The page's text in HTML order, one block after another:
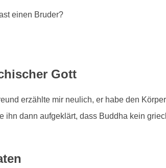
einen Bruder?
Gott
erzählte mir neulich, er habe den
ihn dann aufgeklärt, dass Buddha kein